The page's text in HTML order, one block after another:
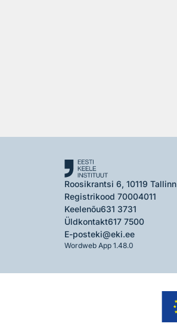
Roosikrantsi 6, 10119 Tallinn
Registrikood 70004011
Keelenõu631 3731
Üldkontakt617 7500
E-posteki@eki.ee
Wordweb App 1.48.0